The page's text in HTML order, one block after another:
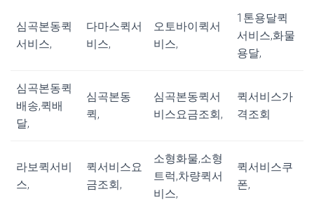
심곡본동퀵
서비스,
다마스퀵서
비스,
오토바이퀵서
비스,
1톤용달퀵
서비스,화물
용달,
심곡본동퀵
배송,퀵배
달,
심곡본동
퀵,
심곡본동퀵서
비스요금조회,
퀵서비스가
격조회
라보퀵서비
스,
퀵서비스요
금조회,
소형화물,소형
트럭,차량퀵서
비스,
퀵서비스쿠
폰,